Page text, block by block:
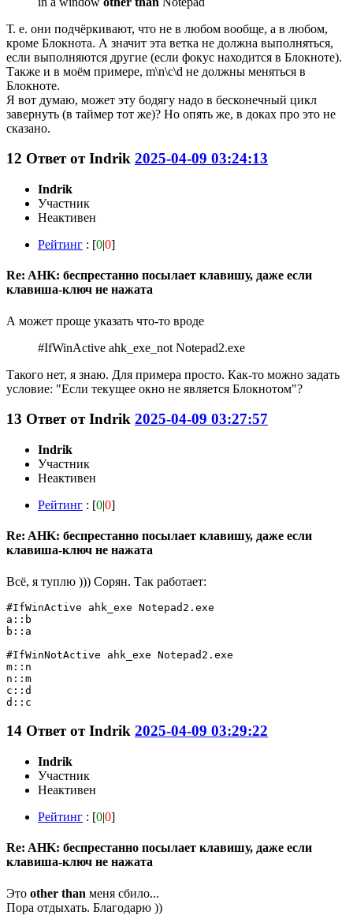
Т. е. они подчёркивают, что не в любом вообще, а в любом,
кроме Блокнота. А значит эта ветка не должна выполняться,
если выполняются другие (если фокус находится в Блокноте).
Также и в моём примере, m\n\c\d не должны меняться в
Блокноте.
Я вот думаю, может эту бодягу надо в бесконечный цикл
завернуть (в таймер тот же)? Но опять же, в доках про это не
сказано.
12 Ответ отIndrik 2025-04-09 03:24:13
Indrik
Участник
Неактивен
Рейтинг : [0|0]
Re: AHK: беспрестанно посылает клавишу, даже если
клавиша-ключ не нажата
А может проще указать что-то вроде
#IfWinActive ahk_exe_not Notepad2.exe
Такого нет, я знаю. Для примера просто. Как-то можно задать
условие: "Если текущее окно не является Блокнотом"?
13 Ответ отIndrik 2025-04-09 03:27:57
Indrik
Участник
Неактивен
Рейтинг : [0|0]
Re: AHK: беспрестанно посылает клавишу, даже если
клавиша-ключ не нажата
Всё, я туплю ))) Сорян. Так работает:
#IfWinActive ahk_exe Notepad2.exe
a::b
b::a
#IfWinNotActive ahk_exe Notepad2.exe
m::n
n::m
c::d
d::c
14 Ответ отIndrik 2025-04-09 03:29:22
Indrik
Участник
Неактивен
Рейтинг : [0|0]
Re: AHK: беспрестанно посылает клавишу, даже если
клавиша-ключ не нажата
Это other than меня сбило...
Пора отдыхать. Благодарю ))